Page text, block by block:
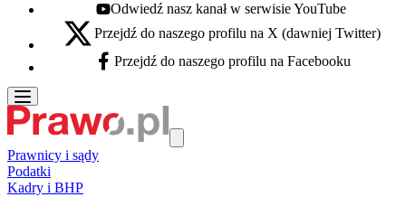
Youtube - otwiera się w nowej karcie
Odwiedź nasz kanał w serwisie YouTube
X - otwiera się w nowej karcie
Przejdź do naszego profilu na X (dawniej Twitter)
Facebook - otwiera się w nowej karcie
Przejdź do naszego profilu na Facebooku
Prawnicy i sądy
Podatki
Kadry i BHP